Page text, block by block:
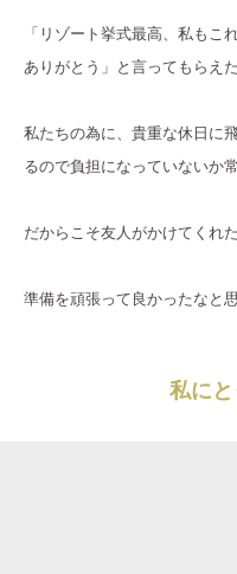
「リゾート挙式最高、私もこ
ありがとう」と言ってもらえ
私たちの為に、貴重な休日に
るので負担になっていないか
だからこそ友人がかけてくれ
準備を頑張って良かったなと
私に